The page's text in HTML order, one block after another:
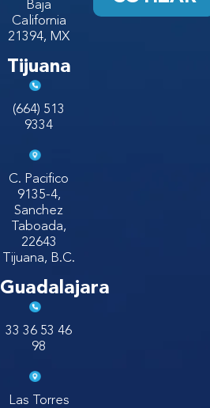
Baja
California
21394, MX
Tijuana
(664) 513
9334
C. Pacifico
9135-4,
Sanchez
Taboada,
22643
Tijuana, B.C.
Guadalajara
33 36 53 46
98
Las Torres